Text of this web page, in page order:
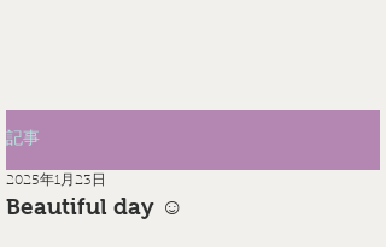
記事
Beautiful day ☺
2025年1月23日